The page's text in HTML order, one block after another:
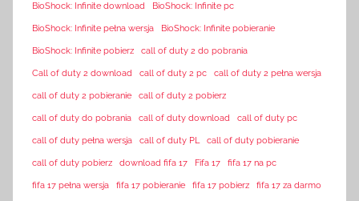
BioShock: Infinite download BioShock: Infinite pc
BioShock: Infinite pełna wersja BioShock: Infinite pobieranie
BioShock: Infinite pobierz call of duty 2 do pobrania
Call of duty 2 download call of duty 2 pc call of duty 2 pełna wersja
call of duty 2 pobieranie call of duty 2 pobierz
call of duty do pobrania call of duty download call of duty pc
call of duty pełna wersja call of duty PL call of duty pobieranie
call of duty pobierz download fifa 17 Fifa 17 fifa 17 na pc
fifa 17 pełna wersja fifa 17 pobieranie fifa 17 pobierz fifa 17 za darmo